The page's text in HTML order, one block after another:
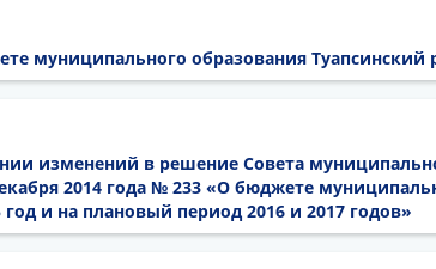
муниципального образования Туапсинский
изменений в решение Совета
2014 года № 233 «О бюджете
и на плановый период 2016 и 2017 годов»